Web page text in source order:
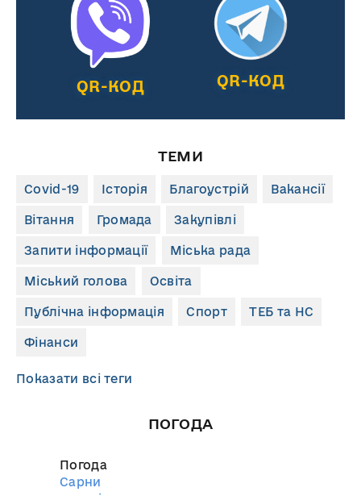
QR-КОД QR-КОД
ТЕМИ
Covid-19 Історія Благоустрій Вакансії
Вітання Громада Закупівлі
Запити інформації Міська рада
Міський голова Освіта
Публічна інформація Спорт ТЕБ та НС
Фінанси
Показати всі теги
ПОГОДА
Погода
Сарни